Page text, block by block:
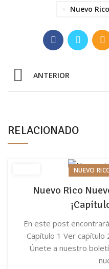
Nuevo
ANTERIOR
RELACIONADO
NUEVO
Nuevo Rico
En este post
Capítulo 1 Ver capítulo
Únete a nuestro